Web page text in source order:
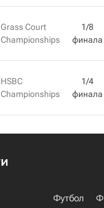
Grass Court
Championships
1/8
финала
HSBC
Championships
1/4
финала
Футбол